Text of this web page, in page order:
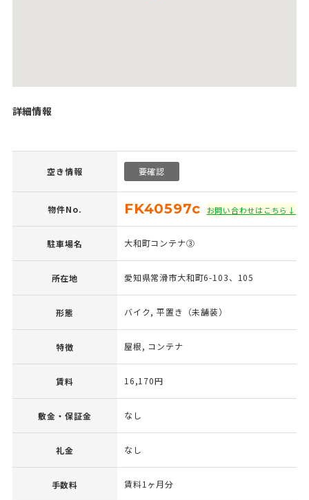
詳細情報
空き情報 要確認
物件No. FK40597c お問い合わせはこちら↓
駐車場名 大和町コンテナ③
所在地 愛知県常滑市大和町6-103、105
形態 バイク, 平置き（未舗装）
特徴 屋根, コンテナ
賃料 16,170円
敷金・保証金 なし
礼金 なし
手数料 賃料1ヶ月分